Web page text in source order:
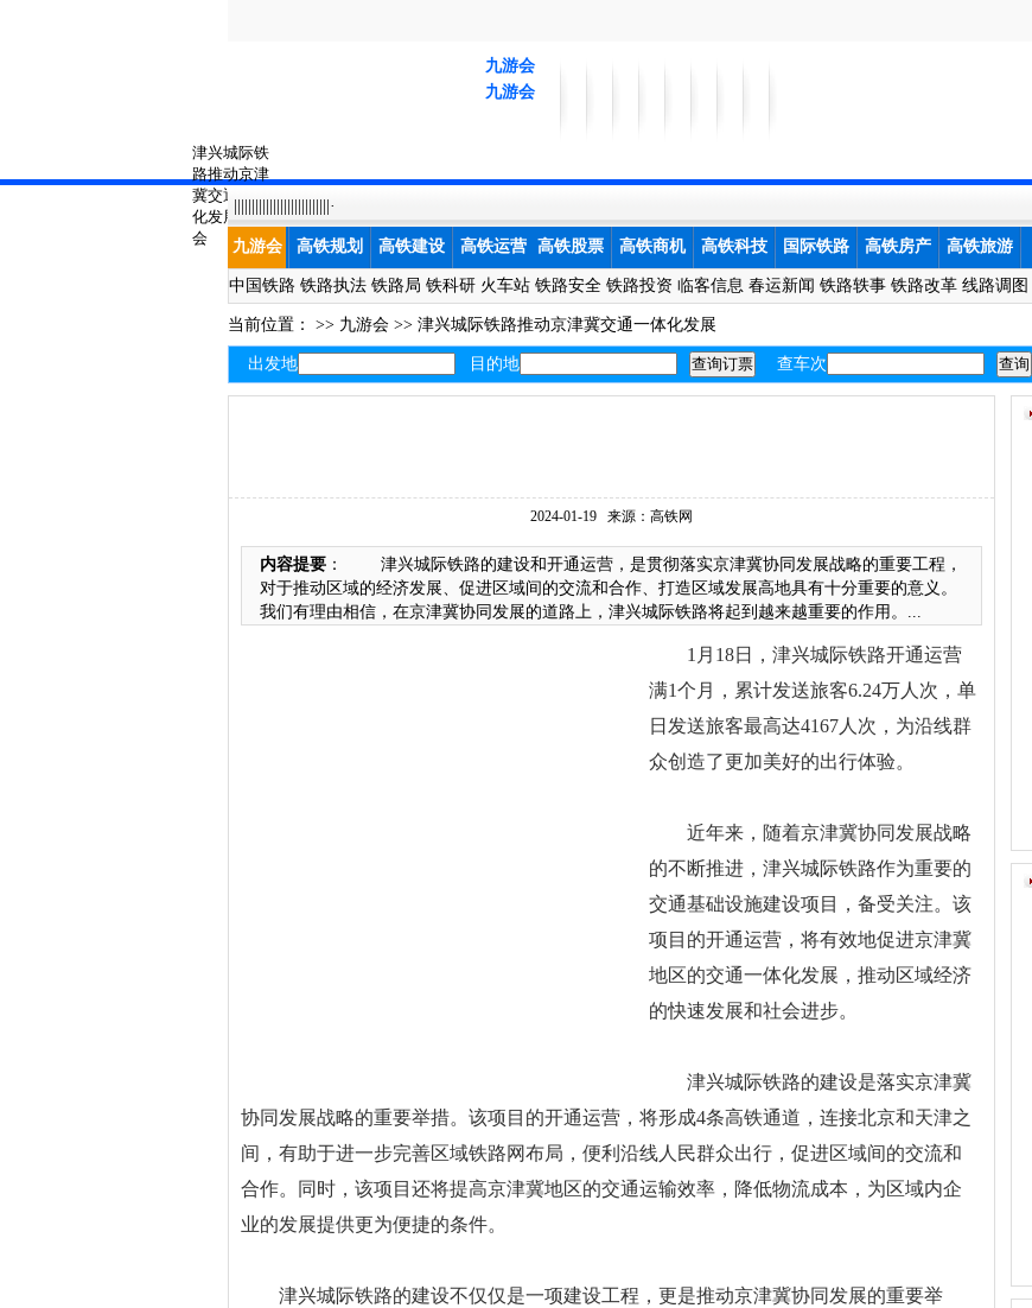
九游会
九游会
津兴城际铁
路推动京津
冀交通一体
化发展-九游
会
|||||||||||||||||||||||||||·
九游会 高铁规划 高铁建设 高铁运营 高铁股票 高铁商机 高铁科技 国际铁路 高铁房产 高铁旅游
中国铁路 铁路执法 铁路局 铁科研 火车站 铁路安全 铁路投资 临客信息 春运新闻 铁路轶事 铁路改革 线路调图
当前位置： >> 九游会 >> 津兴城际铁路推动京津冀交通一体化发展
出发地 目的地 查车次
2024-01-19 来源：高铁网
内容提要 ： 津兴城际铁路的建设和开通运营，是贯彻落实京津冀协同发展战略的重要工程，
对于推动区域的经济发展、促进区域间的交流和合作、打造区域发展高地具有十分重要的意义。
我们有理由相信，在京津冀协同发展的道路上，津兴城际铁路将起到越来越重要的作用。...
1月18日，津兴城际铁路开通运营
满1个月，累计发送旅客6.24万人次，单
日发送旅客最高达4167人次，为沿线群
众创造了更加美好的出行体验。
近年来，随着京津冀协同发展战略
的不断推进，津兴城际铁路作为重要的
交通基础设施建设项目，备受关注。该
项目的开通运营，将有效地促进京津冀
地区的交通一体化发展，推动区域经济
的快速发展和社会进步。
津兴城际铁路的建设是落实京津冀
协同发展战略的重要举措。该项目的开通运营，将形成4条高铁通道，连接北京和天津之
间，有助于进一步完善区域铁路网布局，便利沿线人民群众出行，促进区域间的交流和
合作。同时，该项目还将提高京津冀地区的交通运输效率，降低物流成本，为区域内企
业的发展提供更为便捷的条件。
津兴城际铁路的建设不仅仅是一项建设工程，更是推动京津冀协同发展的重要举